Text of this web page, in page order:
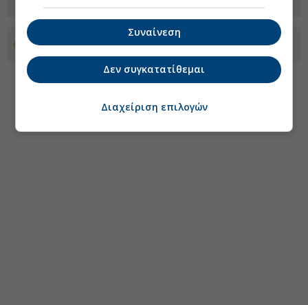
Προσθέστε το euro2day.gr στο Discover
Συναίνεση
Δεν συγκατατίθεμαι
Διαχείριση επιλογών